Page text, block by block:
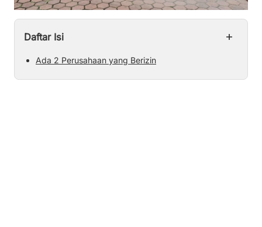
Daftar Isi +
Ada 2 Perusahaan yang Berizin